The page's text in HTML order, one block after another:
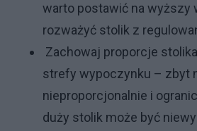
warto postawić na wyższy
rozważyć stolik z
Zachowaj proporcje
strefy wypoczynku – zbyt
nieproporcjonalnie i
duży stolik może być